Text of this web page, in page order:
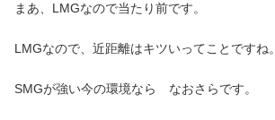
まあ、LMGなので当たり前です。
LMGなので、近距離はキツいってことですね。
SMGが強い今の環境なら なおさらです。